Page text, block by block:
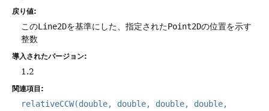
戻り値:
このLine2Dを基準にした、指定されたPoint2Dの位置を示す
整数
導入されたバージョン:
1.2
関連項目:
relativeCCW(double, double, double, double,